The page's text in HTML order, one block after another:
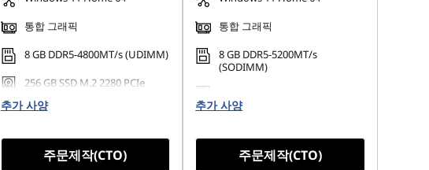
통합 그래픽
8 GB DDR5-4800MT/s (UDIMM)
256 GB SSD M.2 2280 PCIe
추가 사양
주문제작(CTO)
통합 그래픽
8 GB DDR5-5200MT/s
(SODIMM)
Gen4 TLC Opal
추가 사양
주문제작(CTO)